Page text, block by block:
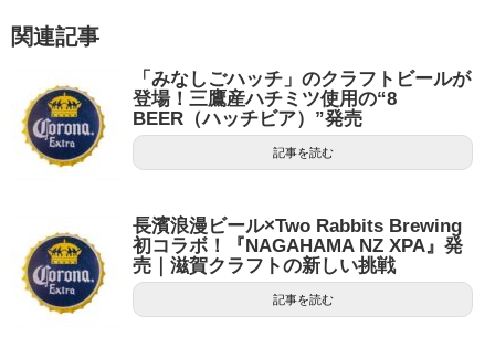
関連記事
「みなしごハッチ」のクラフトビールが
登場！三鷹産ハチミツ使用の“8
BEER（ハッチビア）”発売
記事を読む
長濱浪漫ビール×Two Rabbits Brewing
初コラボ！『NAGAHAMA NZ XPA』発
売｜滋賀クラフトの新しい挑戦
記事を読む